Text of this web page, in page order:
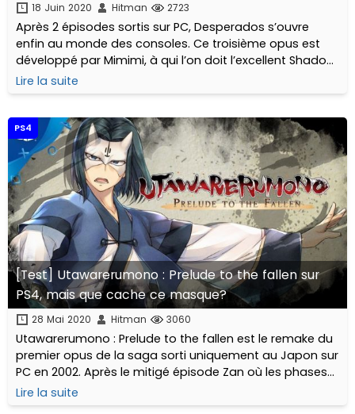
18 Juin 2020 Hitman 2723
Après 2 épisodes sortis sur PC, Desperados s’ouvre
enfin au monde des consoles. Ce troisième opus est
développé par Mimimi, à qui l’on doit l’excellent Shadow
tactics : Blades of the Shogun. En route pour l’Ouest
américain !
Lire la suite
PS4
[Test] Utawarerumono : Prelude to the fallen sur
PS4, mais que cache ce masque?
28 Mai 2020 Hitman 3060
Utawarerumono : Prelude to the fallen est le remake du
premier opus de la saga sorti uniquement au Japon sur
PC en 2002. Après le mitigé épisode Zan où les phases
de combat se déroulaient en Musou, retour aux sources
ici et au Tactical RPG.
Lire la suite